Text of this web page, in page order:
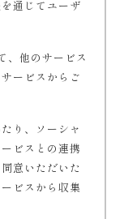
通じてユーザ
、他のサービス
ービスからご
り、ソーシャ
ビスとの連携
意いただいた
ビスから収集